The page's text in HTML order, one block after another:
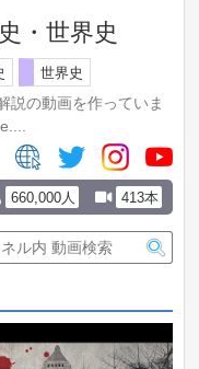
・世界史
世界史
説の動画を作っていま
660,000人 413本